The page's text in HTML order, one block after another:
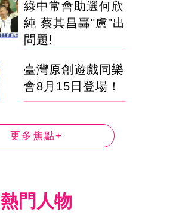
綠中常會助選何欣
純 蔡其昌轟"盧"出
問題!
臺灣原創遊戲同樂
會8月15日登場！
更多焦點+
熱門人物